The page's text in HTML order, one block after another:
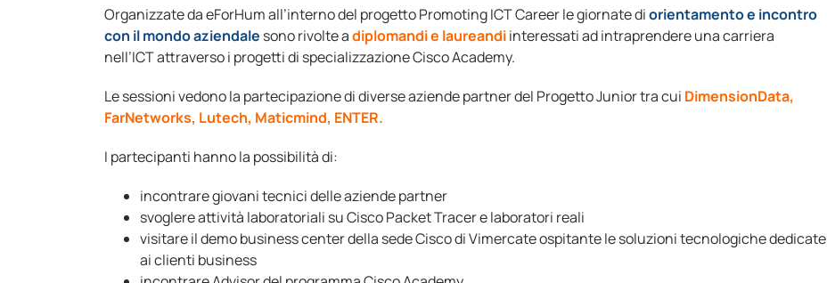
Organizzate da eForHum all’interno del progetto Promoting ICT Career le giornate diorientamento e incontro
con il mondo aziendale sono rivolte adiplomandi e laureandiinteressati ad intraprendere una carriera
nell’ICT attraverso i progetti di specializzazione Cisco Academy.
Le sessioni vedono la partecipazione di diverse aziende partner del Progetto Junior tra cui DimensionData,
FarNetworks, Lutech, Maticmind, ENTER.
I partecipanti hanno la possibilità di:
incontrare giovani tecnici delle aziende partner
svoglere attività laboratoriali su Cisco Packet Tracer e laboratori reali
visitare il demo business center della sede Cisco di Vimercate ospitante le soluzioni tecnologiche dedicate
ai clienti business